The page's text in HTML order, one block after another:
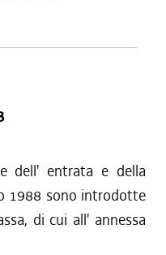
dell' entrata e della
1988 sono introdotte
di cui all' annessa